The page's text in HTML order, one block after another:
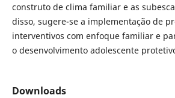
construto de clima familiar e as
disso, sugere-se a implementação de
interventivos com enfoque familiar e
o desenvolvimento adolescente
Downloads